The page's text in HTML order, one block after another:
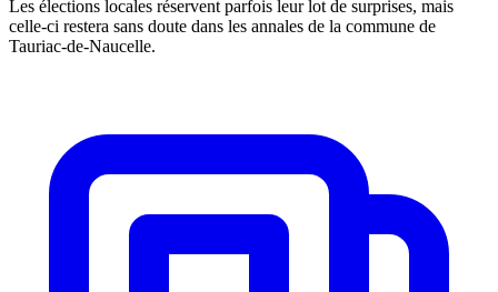
Les élections locales réservent parfois leur lot de surprises, mais
celle-ci restera sans doute dans les annales de la commune de
Tauriac-de-Naucelle.